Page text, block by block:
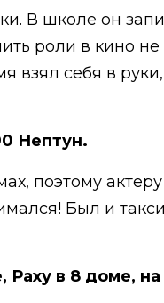
В школе он
роли в кино
взял себя в
Нептун.
поэтому
Был и
Раху в 8 доме,